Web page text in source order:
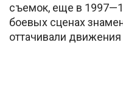
съемок, еще в
боевых сценах
оттачивали